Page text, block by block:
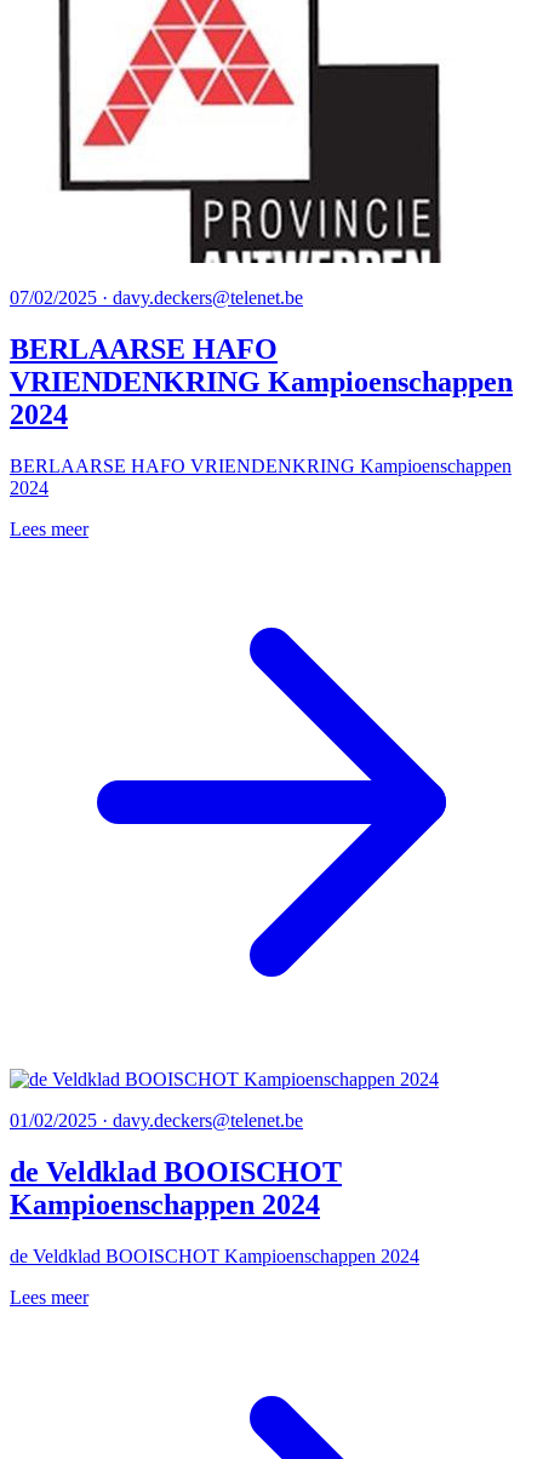
07/02/2025 · davy.deckers@telenet.be
BERLAARSE HAFO
VRIENDENKRING Kampioenschappen
2024
BERLAARSE HAFO VRIENDENKRING Kampioenschappen
2024
Lees meer
01/02/2025 · davy.deckers@telenet.be
de Veldklad BOOISCHOT
Kampioenschappen 2024
de Veldklad BOOISCHOT Kampioenschappen 2024
Lees meer